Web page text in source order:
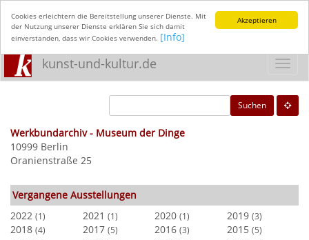
Akzeptieren
Cookies erleichtern die Bereitstellung unserer Dienste. Mit
der Nutzung unserer Dienste erklären Sie sich damit
einverstanden, dass wir Cookies verwenden. [Info]
kunst-und-kultur.de
Suchen
Werkbundarchiv - Museum der Dinge
10999 Berlin
Oranienstraße 25
Vergangene Ausstellungen
2022 (1) 2021 (1) 2020 (1) 2019 (3)
2018 (4) 2017 (5) 2016 (3) 2015 (5)